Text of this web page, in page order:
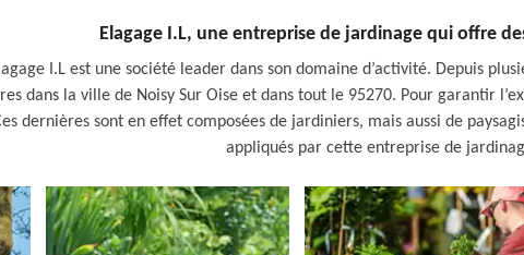
Elagage I.L, une entreprise de jardinage qui offre
I.L est une société leader dans son domaine d’activité. Depuis
dans la ville de Noisy Sur Oise et dans tout le 95270. Pour garantir
dernières sont en effet composées de jardiniers, mais aussi de
appliqués par cette entreprise de